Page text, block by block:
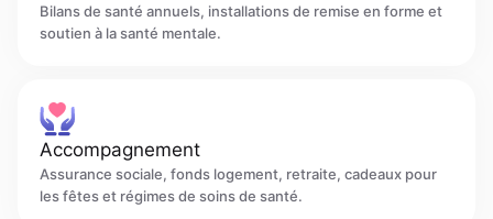
Bilans de santé annuels, installations de remise en forme et
soutien à la santé mentale.
Accompagnement
Assurance sociale, fonds logement, retraite, cadeaux pour
les fêtes et régimes de soins de santé.